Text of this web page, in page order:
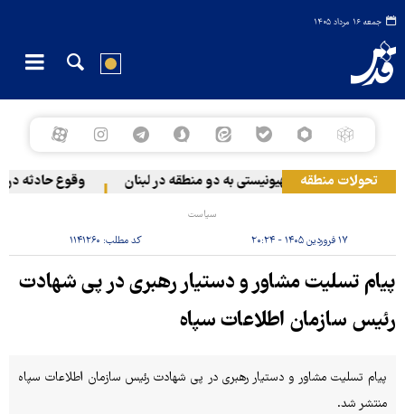
جمعه ۱۶ مرداد ۱۴۰۵
تحولات منطقه
حمله رژیم صهیونیستی به دو منطقه در لبنان وقوع حادثه
سیاست
۱۷ فروردین ۱۴۰۵ - ۲۰:۲۴ کد مطلب: ۱۱۴۱۲۶۰
پیام تسلیت مشاور و دستیار رهبری در پی شهادت
رئیس سازمان اطلاعات سپاه
پیام تسلیت مشاور و دستیار رهبری در پی شهادت رئیس سازمان اطلاعات سپاه
منتشر شد.